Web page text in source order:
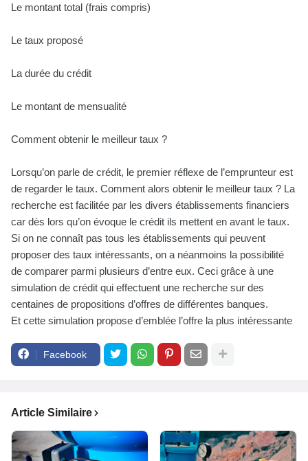
Le montant total (frais compris)
Le taux proposé
La durée du crédit
Le montant de mensualité
Comment obtenir le meilleur taux ?
Lorsqu’on parle de crédit, le premier réflexe de l’emprunteur est
de regarder le taux. Comment alors obtenir le meilleur taux ? La
recherche est facilitée par les divers établissements financiers
car dès lors qu’on évoque le crédit ils mettent en avant le taux.
Si on ne connaît pas tous les établissements qui peuvent
proposer des taux intéressants, on a néanmoins la possibilité
de comparer parmi plusieurs d’entre eux. Ceci grâce à une
simulation de crédit qui effectuent une recherche sur des
centaines de propositions d’offres de différentes banques.
Et cette simulation propose d’emblée l’offre la plus intéressante
Facebook
Article Similaire